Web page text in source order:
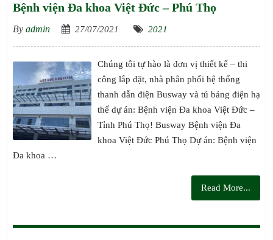
Bệnh viện Đa khoa Việt Đức – Phú Thọ
By admin 27/07/2021 2021
Chúng tôi tự hào là đơn vị thiết kế – thi
công lắp đặt, nhà phân phối hệ thống
thanh dẫn điện Busway và tủ bảng điện hạ
thế dự án: Bệnh viện Đa khoa Việt Đức –
Tỉnh Phú Thọ! Busway Bệnh viện Đa
khoa Việt Đức Phú Thọ Dự án: Bệnh viện
Đa khoa …
Read More...